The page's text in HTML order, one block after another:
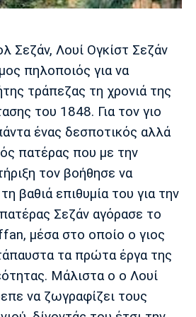
Κηφισιά Πανσερραϊκός
Ρεάλ
Μαδρίτης
Ατλέτικο
Μαδρίτης
Τσέλσι Άρσεναλ
Σεζάν, Λουί Ογκίστ Σεζάν
πηλοποιός για να
τράπεζας τη χρονιά της
του 1848. Για τον γιο
ένας δεσποτικός αλλά
πατέρας που με την
τον βοήθησε να
βαθιά επιθυμία του για την
Σεζάν αγόρασε το
μέσα στο οποίο ο γιος
τα πρώτα έργα της
Μάλιστα ο ο Λουί
να ζωγραφίζει τους